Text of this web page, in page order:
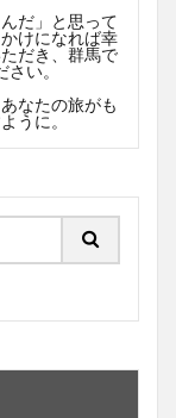
だ」と思って
けになれば幸
だき、群馬で
い。
なたの旅がも
うに。